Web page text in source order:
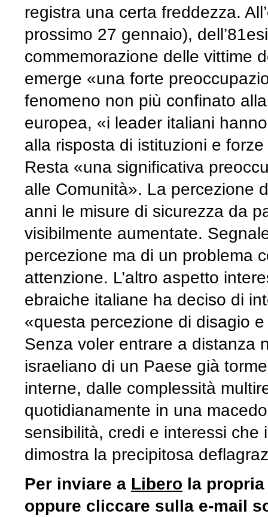
registra una certa freddezza.
prossimo 27 gennaio),
commemorazione delle vittime
emerge «una forte
fenomeno non più confinato
europea, «i leader italiani
alla risposta di istituzioni e
Resta «una significativa
alle Comunità». La percezione
anni le misure di sicurezza da
visibilmente aumentate.
percezione ma di un problema
attenzione. L’altro aspetto
ebraiche italiane ha deciso di
«questa percezione di disagio
Senza voler entrare a distanza
israeliano di un Paese già
interne, dalle complessità
quotidianamente in una
sensibilità, credi e interessi
dimostra la precipitosa
Per inviare a Libero la
oppure cliccare sulla e-mail